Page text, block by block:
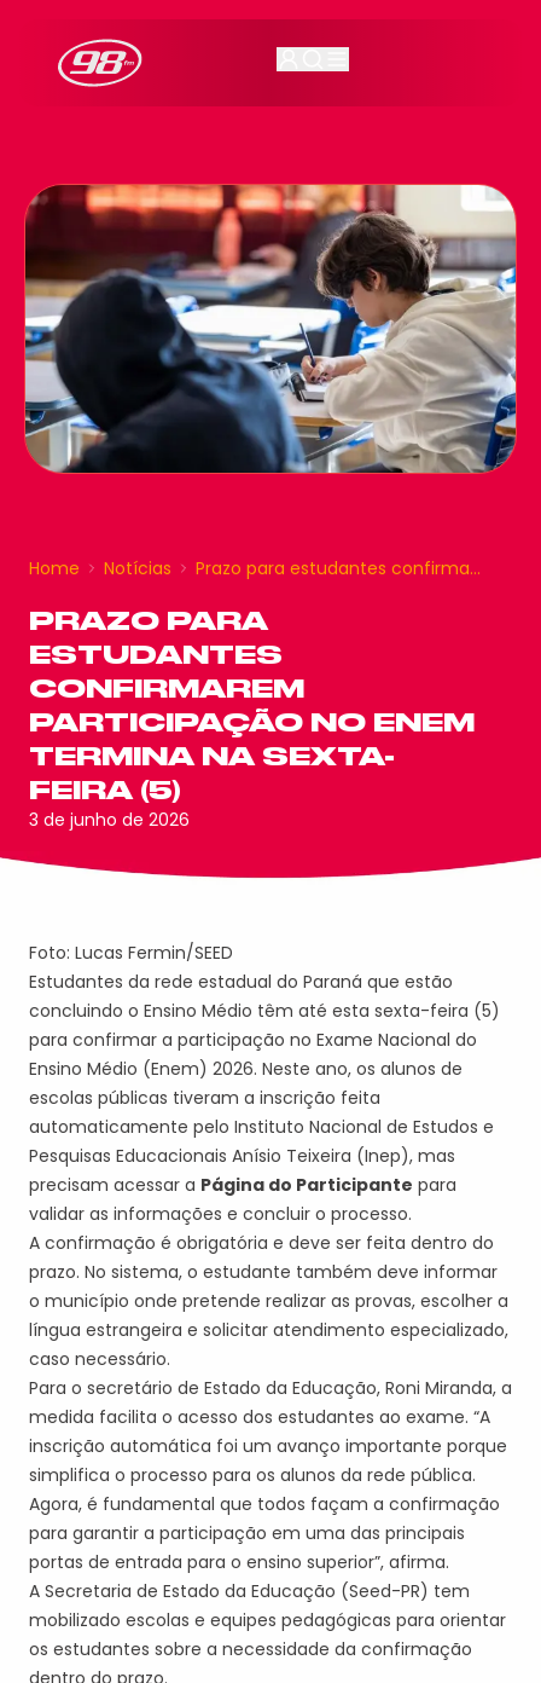
98FM Curitiba
Home Notícias Prazo para estudantes confirma…
PRAZO PARA
ESTUDANTES
CONFIRMAREM
PARTICIPAÇÃO NO ENEM
TERMINA NA SEXTA-
FEIRA (5)
3 de junho de 2026
Foto: Lucas Fermin/SEED
Estudantes da rede estadual do Paraná que estão
concluindo o Ensino Médio têm até esta sexta-feira (5)
para confirmar a participação no Exame Nacional do
Ensino Médio (Enem) 2026. Neste ano, os alunos de
escolas públicas tiveram a inscrição feita
automaticamente pelo Instituto Nacional de Estudos e
Pesquisas Educacionais Anísio Teixeira (Inep), mas
precisam acessar a Página do Participante para
validar as informações e concluir o processo.
A confirmação é obrigatória e deve ser feita dentro do
prazo. No sistema, o estudante também deve informar
o município onde pretende realizar as provas, escolher a
língua estrangeira e solicitar atendimento especializado,
caso necessário.
Para o secretário de Estado da Educação, Roni Miranda, a
medida facilita o acesso dos estudantes ao exame. “A
inscrição automática foi um avanço importante porque
simplifica o processo para os alunos da rede pública.
Agora, é fundamental que todos façam a confirmação
para garantir a participação em uma das principais
portas de entrada para o ensino superior”, afirma.
A Secretaria de Estado da Educação (Seed-PR) tem
mobilizado escolas e equipes pedagógicas para orientar
os estudantes sobre a necessidade da confirmação
dentro do prazo.